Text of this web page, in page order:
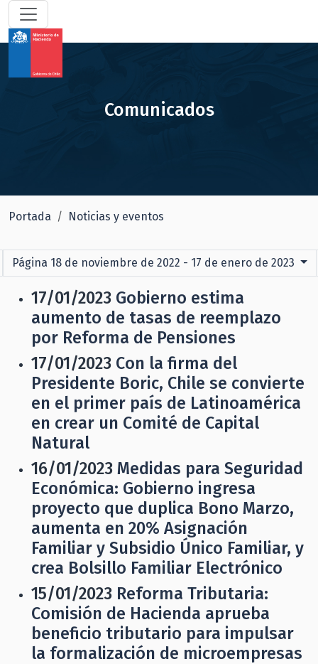
Comunicados
Portada Noticias y eventos
Página 18 de noviembre de 2022 - 17 de enero de 2023
17/01/2023 Gobierno estima
aumento de tasas de reemplazo
por Reforma de Pensiones
17/01/2023 Con la firma del
Presidente Boric, Chile se convierte
en el primer país de Latinoamérica
en crear un Comité de Capital
Natural
16/01/2023 Medidas para Seguridad
Económica: Gobierno ingresa
proyecto que duplica Bono Marzo,
aumenta en 20% Asignación
Familiar y Subsidio Único Familiar, y
crea Bolsillo Familiar Electrónico
15/01/2023 Reforma Tributaria:
Comisión de Hacienda aprueba
beneficio tributario para impulsar
la formalización de microempresas